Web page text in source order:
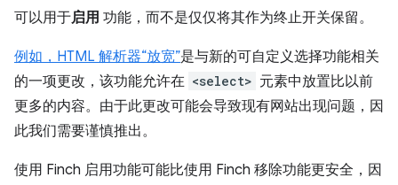
可以用于启用 功能，而不是仅仅将其作为终止开关保留。
例如，HTML 解析器“放宽”是与新的可自定义选择功能相关
的一项更改，该功能允许在 <select> 元素中放置比以前
更多的内容。由于此更改可能会导致现有网站出现问题，因
此我们需要谨慎推出。
使用 Finch 启用功能可能比使用 Finch 移除功能更安全，因